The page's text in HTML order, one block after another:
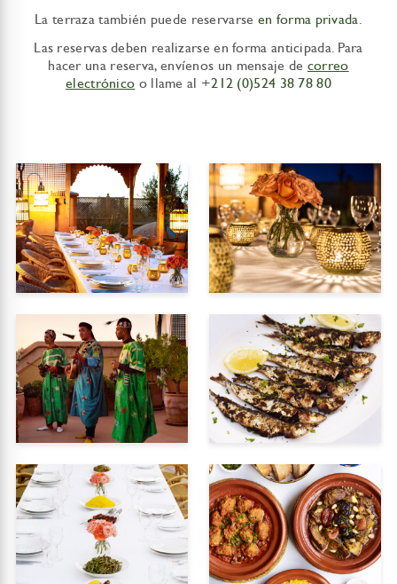
La terraza también puede reservarse en forma privada.
Las reservas deben realizarse en forma anticipada. Para
hacer una reserva, envíenos un mensaje de correo
electrónico o llame al +212 (0)524 38 78 80